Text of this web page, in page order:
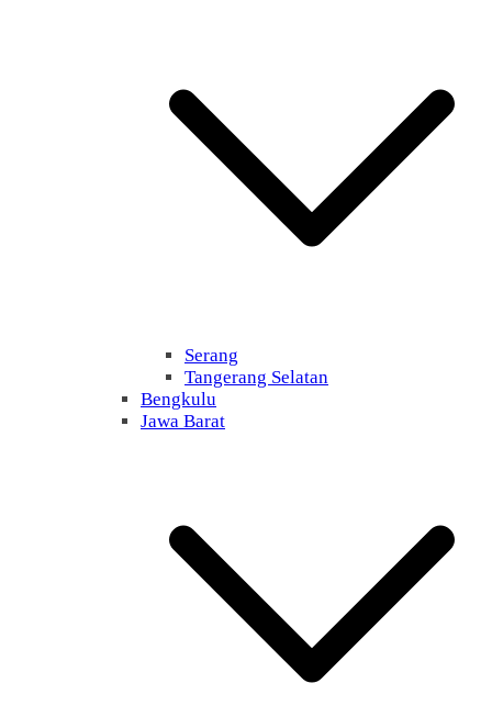
Serang
Tangerang Selatan
Bengkulu
Jawa Barat